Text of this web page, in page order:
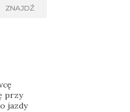
ZNAJDŹ
przy
jazdy